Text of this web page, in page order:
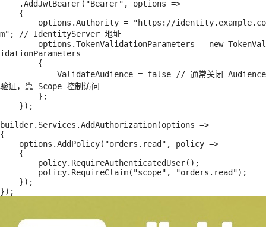
m"; // IdentityServer 地址
idationParameters
验证，靠 Scope 控制访问
builder.Services.AddAuthorization(options =>
{